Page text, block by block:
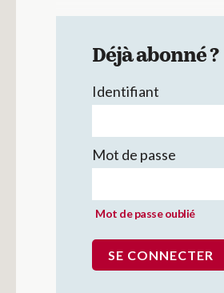
Déjà abonné ?
Identifiant
Mot de passe
Mot de passe oublié